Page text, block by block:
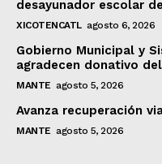
desayunador escolar
XICOTENCATL agosto 6, 2026
Gobierno Municipal y
agradecen donativo
MANTE agosto 5, 2026
Avanza recuperación
MANTE agosto 5, 2026